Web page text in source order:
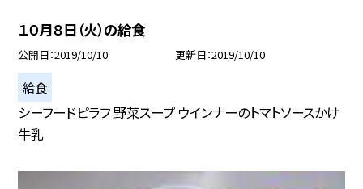
１０月８日（火）の給食
公開日 2019/10/10 更新日 2019/10/10
給食
シーフードピラフ 野菜スープ ウインナーのトマトソースかけ
牛乳